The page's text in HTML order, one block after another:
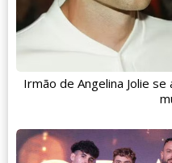
Irmão de Angelina Jolie